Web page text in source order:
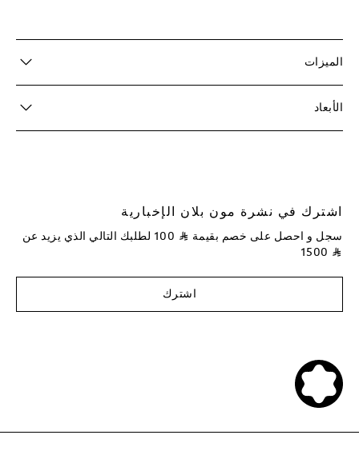
الميزات
الأبعاد
اشترك في نشرة مون بلان الإخبارية
سجل و احصل على خصم بقيمة ⃁
لطلبك التالي الذي يزيد عن
⃁
اشترك